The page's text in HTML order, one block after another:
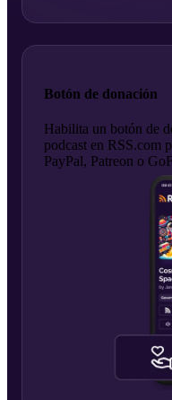
Botón de donación
Habilita un botón de
podcast en RSS.com
PayPal, Patreon o